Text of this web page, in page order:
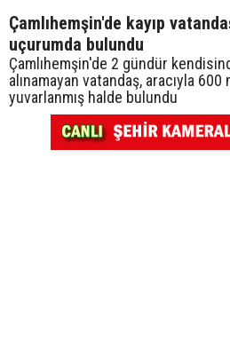
Çamlıhemşin'de kayıp
uçurumda bulundu
Çamlıhemşin'de 2 gündür
alınamayan vatandaş, aracıyla
yuvarlanmış halde bulundu